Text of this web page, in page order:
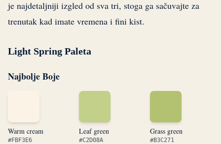
je najdetaljniji izgled od sva tri, stoga ga sačuvajte za
trenutak kad imate vremena i fini kist.
Light Spring Paleta
Najbolje Boje
Warm cream
#FBF3E6
Leaf green
#C2D08A
Grass green
#B3C271